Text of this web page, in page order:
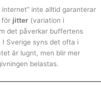
inte alltid garanterar
för jitter (variation i
det påverkar buffertens
I Sverige syns det ofta i
är lugnt, men blir mer
belastas.